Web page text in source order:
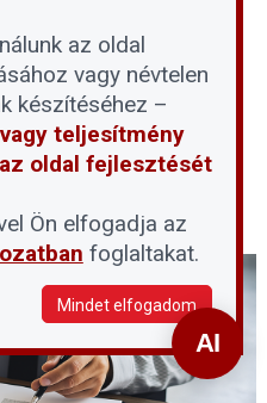
akadály az
az oldal
vagy névtelen
készítéséhez –
teljesítmény
oldal fejlesztését
Ön elfogadja az
foglaltakat.
Mindet elfogadom